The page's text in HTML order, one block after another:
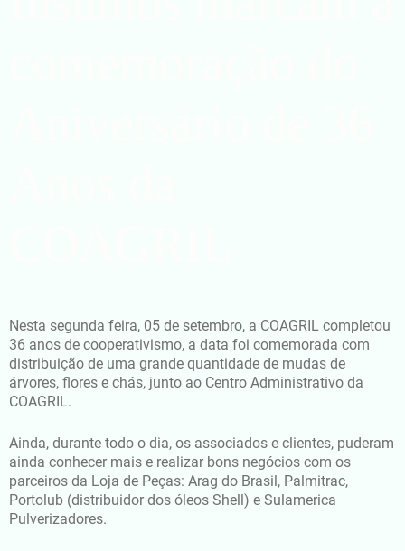
Nesta segunda feira, 05 de setembro, a COAGRIL completou
36 anos de cooperativismo, a data foi comemorada com
distribuição de uma grande quantidade de mudas de
árvores, flores e chás, junto ao Centro Administrativo da
COAGRIL.
Ainda, durante todo o dia, os associados e clientes, puderam
ainda conhecer mais e realizar bons negócios com os
parceiros da Loja de Peças: Arag do Brasil, Palmitrac,
Portolub (distribuidor dos óleos Shell) e Sulamerica
Pulverizadores.